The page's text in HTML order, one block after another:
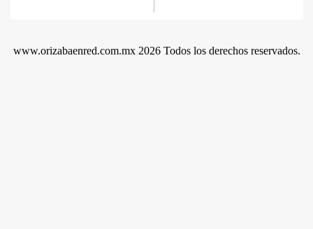
www.orizabaenred.com.mx 2026 Todos los derechos reservados.